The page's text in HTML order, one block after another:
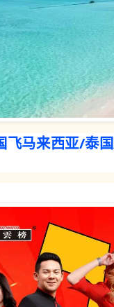
飞马来西亚/泰